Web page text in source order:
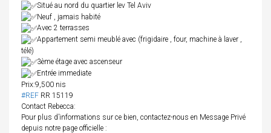
Situé au nord du quartier lev Tel Aviv
Neuf , jamais habité
Avec 2 terrasses
Appartement semi meublé avec (frigidaire , four, machine à laver ,
télé)
3ème étage avec ascenseur
Entrée immediate
Prix:9,500 nis
#REF RR 15119
Contact Rebecca:
Pour plus d’informations sur ce bien, contactez-nous en Message Privé
depuis notre page officielle :